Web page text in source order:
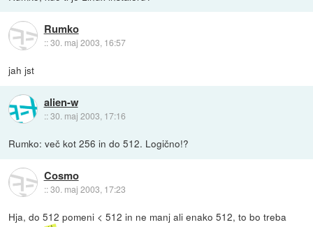
Rumko
::30. maj 2003, 16:57
jah jst
alien-w
::30. maj 2003, 17:16
Rumko: več kot 256 in do 512. Logično!?
Cosmo
::30. maj 2003, 17:23
Hja, do 512 pomeni < 512 in ne manj ali enako 512, to bo treba